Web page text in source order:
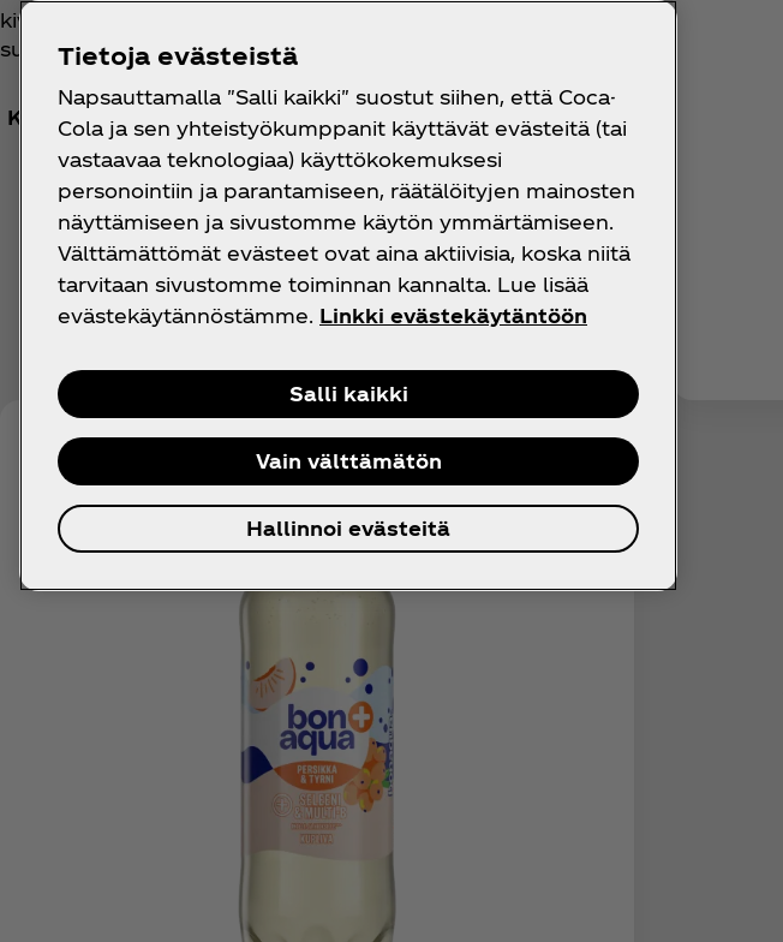
kivennäisjuomien ystäviä, jotka arvostavat raikasta,
suussa tuntuvaa poreilevuutta.
Katso Ravintoarvotiedot
Tietoja evästeistä
Napsauttamalla "Salli kaikki" suostut siihen, että Coca-
Cola ja sen yhteistyökumppanit käyttävät evästeitä (tai
vastaavaa teknologiaa) käyttökokemuksesi
personointiin ja parantamiseen, räätälöityjen mainosten
näyttämiseen ja sivustomme käytön ymmärtämiseen.
Välttämättömät evästeet ovat aina aktiivisia, koska niitä
tarvitaan sivustomme toiminnan kannalta. Lue lisää
evästekäytännöstämme. Linkki evästekäytäntöön
Salli kaikki
Vain välttämätön
Hallinnoi evästeitä